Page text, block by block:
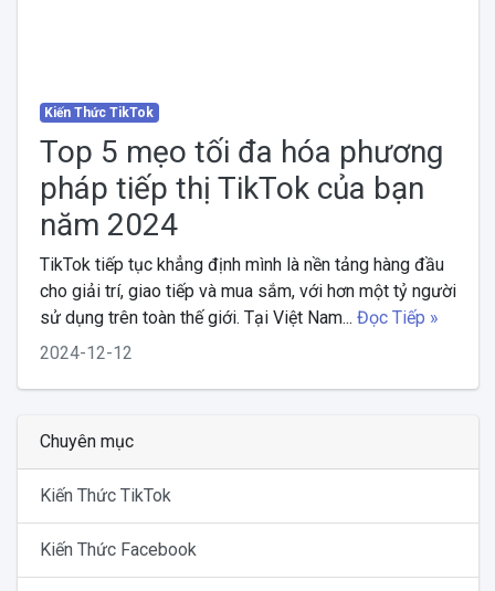
Kiến Thức TikTok
Top 5 mẹo tối đa hóa phương
pháp tiếp thị TikTok của bạn
năm 2024
TikTok tiếp tục khẳng định mình là nền tảng hàng đầu
cho giải trí, giao tiếp và mua sắm, với hơn một tỷ người
sử dụng trên toàn thế giới. Tại Việt Nam... Đọc Tiếp »
2024-12-12
Chuyên mục
Kiến Thức TikTok
Kiến Thức Facebook